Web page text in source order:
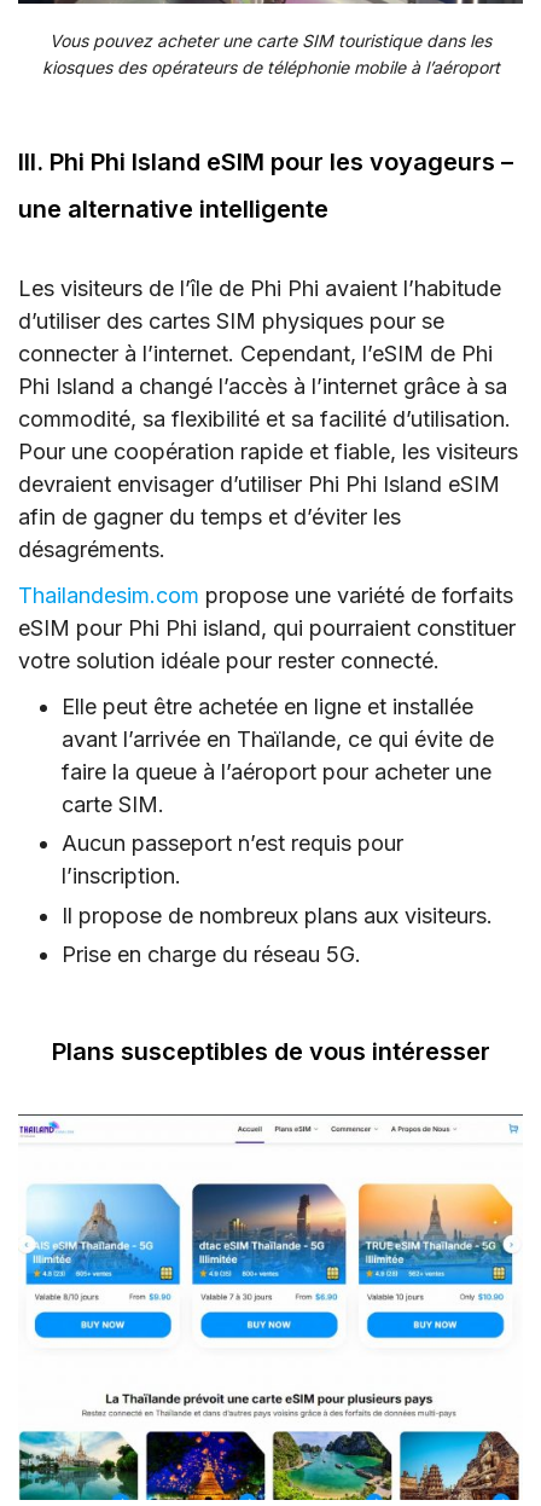
Vous pouvez acheter une carte SIM touristique dans les
kiosques des opérateurs de téléphonie mobile à l’aéroport
III. Phi Phi Island eSIM pour les voyageurs –
une alternative intelligente
Les visiteurs de l’île de Phi Phi avaient l’habitude
d’utiliser des cartes SIM physiques pour se
connecter à l’internet. Cependant, l’eSIM de Phi
Phi Island a changé l’accès à l’internet grâce à sa
commodité, sa flexibilité et sa facilité d’utilisation.
Pour une coopération rapide et fiable, les visiteurs
devraient envisager d’utiliser Phi Phi Island eSIM
afin de gagner du temps et d’éviter les
désagréments.
Thailandesim.com propose une variété de forfaits
eSIM pour Phi Phi island, qui pourraient constituer
votre solution idéale pour rester connecté.
Elle peut être achetée en ligne et installée
avant l’arrivée en Thaïlande, ce qui évite de
faire la queue à l’aéroport pour acheter une
carte SIM.
Aucun passeport n’est requis pour
l’inscription.
Il propose de nombreux plans aux visiteurs.
Prise en charge du réseau 5G.
Plans susceptibles de vous intéresser